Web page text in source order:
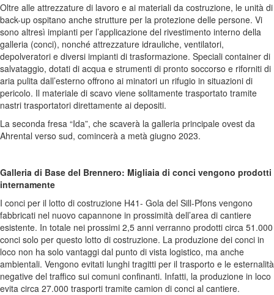
Oltre alle attrezzature di lavoro e ai materiali da costruzione, le unità di
back-up ospitano anche strutture per la protezione delle persone. Vi
sono altresì impianti per l’applicazione del rivestimento interno della
galleria (conci), nonché attrezzature idrauliche, ventilatori,
depolveratori e diversi impianti di trasformazione. Speciali container di
salvataggio, dotati di acqua e strumenti di pronto soccorso e riforniti di
aria pulita dall’esterno offrono ai minatori un rifugio in situazioni di
pericolo. Il materiale di scavo viene solitamente trasportato tramite
nastri trasportatori direttamente ai depositi.
La seconda fresa “Ida”, che scaverà la galleria principale ovest da
Ahrental verso sud, comincerà a metà giugno 2023.
Galleria di Base del Brennero: Migliaia di conci vengono prodotti
internamente
I conci per il lotto di costruzione H41- Gola del Sill-Pfons vengono
fabbricati nel nuovo capannone in prossimità dell’area di cantiere
esistente. In totale nei prossimi 2,5 anni verranno prodotti circa 51.000
conci solo per questo lotto di costruzione. La produzione dei conci in
loco non ha solo vantaggi dal punto di vista logistico, ma anche
ambientali. Vengono evitati lunghi tragitti per il trasporto e le esternalità
negative del traffico sui comuni confinanti. Infatti, la produzione in loco
evita circa 27.000 trasporti tramite camion di conci al cantiere.